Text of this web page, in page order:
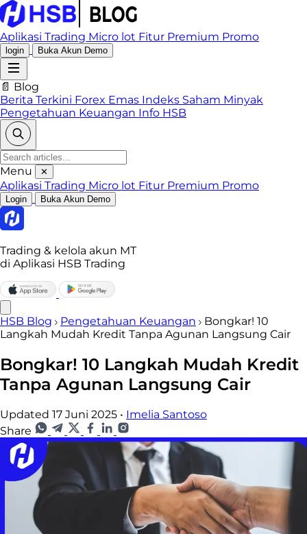
Aplikasi Trading Micro lot Fitur Premium Promo
login Buka Akun Demo
📄 Blog
Berita Terkini Forex Emas Indeks Saham Minyak
Pengetahuan Keuangan Info HSB
Menu ✕
Aplikasi Trading Micro lot Fitur Premium Promo
Login Buka Akun Demo
Trading & kelola akun MT
di Aplikasi HSB Trading
HSB Blog Pengetahuan Keuangan
Bongkar! 10
Langkah Mudah Kredit Tanpa Agunan Langsung Cair
Bongkar! 10 Langkah Mudah Kredit
Tanpa Agunan Langsung Cair
Updated 17 Juni 2025 • Imelia Santoso
Share